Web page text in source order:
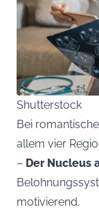
Shutterstock
Bei
allem vier
– Der Nucleus
motivierend.